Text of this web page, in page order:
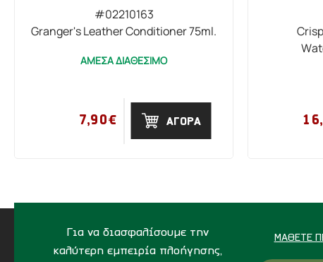
Για να διασφαλίσουμε την
καλύτερη εμπειρία πλοήγησης,
ΜΆΘΕΤΕ
#02210163
Granger's Leather Conditioner 75ml.
ΑΜΕΣΑ ΔΙΑΘΕΣΙΜΟ
7,90€ ΑΓΟΡΑ